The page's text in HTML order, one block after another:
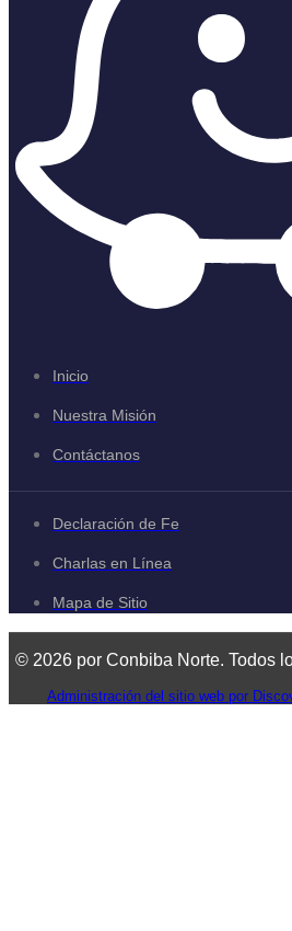
Inicio
Nuestra Misión
Contáctanos
Declaración de Fe
Charlas en Línea
Mapa de Sitio
© 2026 por Conbiba Norte. Todos
Administración del sitio web por